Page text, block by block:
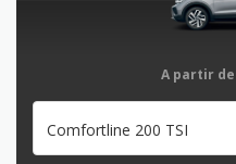
A partir de
Comfortline 200 TSI